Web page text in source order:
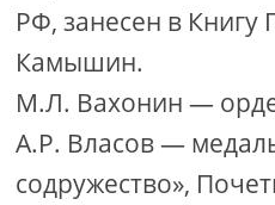
РФ, занесен в Книгу
Камышин.
М.Л. Вахонин —
А.Р. Власов —
содружество»,